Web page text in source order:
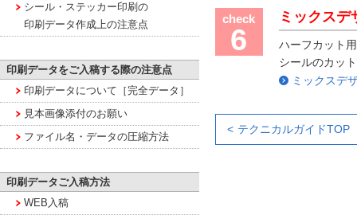
シール・ステッカー印刷の
印刷データ作成上の注意点
印刷データをご入稿する際の注意点
印刷データについて［完全データ］
見本画像添付のお願い
ファイル名・データの圧縮方法
印刷データご入稿方法
WEB入稿
check
6
ミックス
ハーフカット
シールのカッ
ミックスデ
テクニカルガイドTOP